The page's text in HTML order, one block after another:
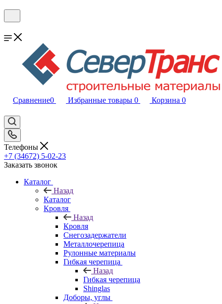
Сравнение0 Избранные товары 0 Корзина 0
Телефоны
+7 (34672) 5-02-23
Заказать звонок
Каталог
Назад
Каталог
Кровля
Назад
Кровля
Снегозадержатели
Металлочерепица
Рулонные материалы
Гибкая черепица
Назад
Гибкая черепица
Shinglas
Доборы, углы